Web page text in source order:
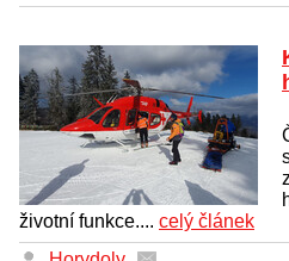
životní funkce.... celý článek